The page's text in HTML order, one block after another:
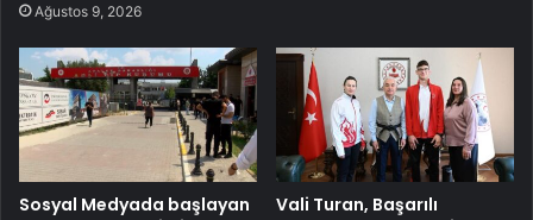
Ağustos 9, 2026
Sosyal Medyada başlayan
Vali Turan, Başarılı